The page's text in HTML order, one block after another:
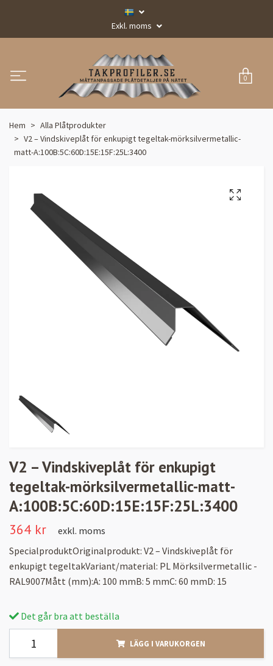
Exkl. moms
0
Hem
Alla Plåtprodukter
V2 – Vindskiveplåt för enkupigt tegeltak-mörksilvermetallic-
matt-A:100B:5C:60D:15E:15F:25L:3400
V2 – Vindskiveplåt för enkupigt
tegeltak-mörksilvermetallic-matt-
A:100B:5C:60D:15E:15F:25L:3400
364 kr
exkl. moms
SpecialproduktOriginalprodukt: V2 – Vindskiveplåt för
enkupigt tegeltakVariant/material: PL Mörksilvermetallic -
RAL9007Mått (mm):A: 100 mmB: 5 mmC: 60 mmD: 15
Det går bra att beställa
LÄGG I VARUKORGEN